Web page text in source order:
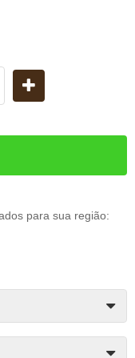
para sua região: